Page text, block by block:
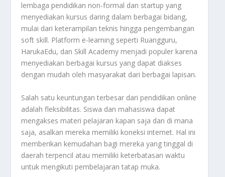
lembaga pendidikan non-formal dan startup yang
menyediakan kursus daring dalam berbagai bidang,
mulai dari keterampilan teknis hingga pengembangan
soft skill. Platform e-learning seperti Ruangguru,
HarukaEdu, dan Skill Academy menjadi populer karena
menyediakan berbagai kursus yang dapat diakses
dengan mudah oleh masyarakat dari berbagai lapisan.
Salah satu keuntungan terbesar dari pendidikan online
adalah fleksibilitas. Siswa dan mahasiswa dapat
mengakses materi pelajaran kapan saja dan di mana
saja, asalkan mereka memiliki koneksi internet. Hal ini
memberikan kemudahan bagi mereka yang tinggal di
daerah terpencil atau memiliki keterbatasan waktu
untuk mengikuti pembelajaran tatap muka.